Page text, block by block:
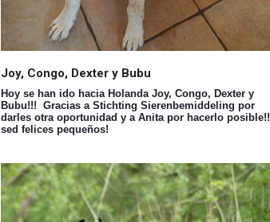
Joy, Congo, Dexter y Bubu
Hoy se han ido hacia Holanda Joy, Congo, Dexter y
Bubu!!! Gracias a Stichting Sierenbemiddeling por
darles otra oportunidad y a Anita por hacerlo posible!!
sed felices pequeños!